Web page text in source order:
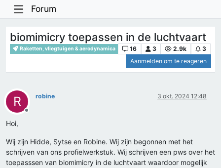
Forum
biomimicry toepassen in de luchtvaart
Raketten, vliegtuigen & aerodynamica 16 3 2.9k
3
Aanmelden om te reageren
R
Offline
robine 3 okt. 2024 12:48
Hoi,
Wij zijn Hidde, Sytse en Robine. Wij zijn begonnen met het
schrijven van ons profielwerkstuk. Wij schrijven een pws over het
toepasssen van biomimicry in de luchtvaart waardoor mogelijk